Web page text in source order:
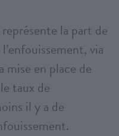
la part de
via
mise en place de
taux de
il y a de